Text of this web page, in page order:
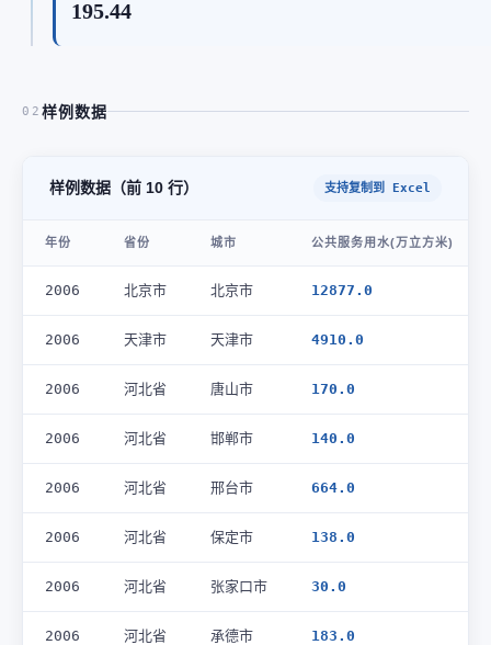
195.44
02 样例数据
样例数据（前 10 行） 支持复制到 Excel
年份 省份 城市 公共服务用水(万立方米)
2006 北京市 北京市 12877.0
2006 天津市 天津市 4910.0
2006 河北省 唐山市 170.0
2006 河北省 邯郸市 140.0
2006 河北省 邢台市 664.0
2006 河北省 保定市 138.0
2006 河北省 张家口市 30.0
2006 河北省 承德市 183.0